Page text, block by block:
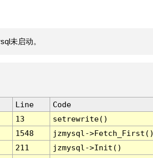
未启动。
Line
Code
13
setrewrite()
1548
jzmysql-
211
jzmysql->Init()